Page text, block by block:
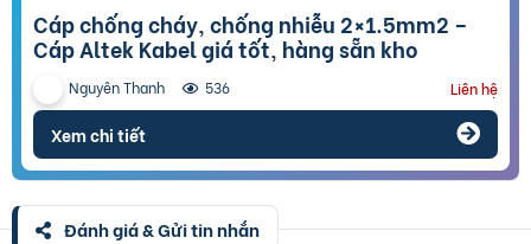
Cáp chống cháy, chống nhiễu 2×1.5mm2 –
Cáp Altek Kabel giá tốt, hàng sẵn kho
Nguyên Thanh 536 Liên hệ
Xem chi tiết
Đánh giá & Gửi tin nhắn